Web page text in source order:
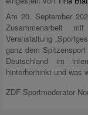
Am 20. September
Zusammenarbeit
Veranstaltung
ganz dem
Deutschland im
hinterherhinkt und was
ZDF-Sportmoderator